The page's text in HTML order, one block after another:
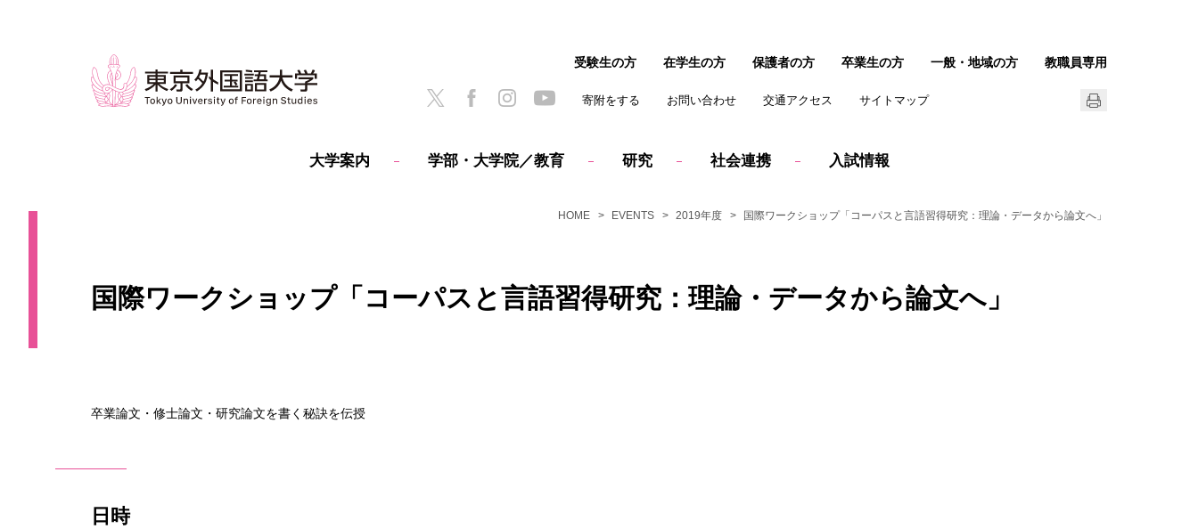
大学案内 学部・大学院／教育 研究 社会連携 入試情報
寄附をする お問い合わせ 交通アクセス サイトマップ
受験生の方 在学生の方 保護者の方 卒業生の方 一般・地域の方 教職員専用
HOME EVENTS 2019年度 国際ワークショップ「コーパスと言語習得研究：理論・データから論文へ」
国際ワークショップ「コーパスと言語習得研究：理論・データから論文へ」
卒業論文・修士論文・研究論文を書く秘訣を伝授
日時